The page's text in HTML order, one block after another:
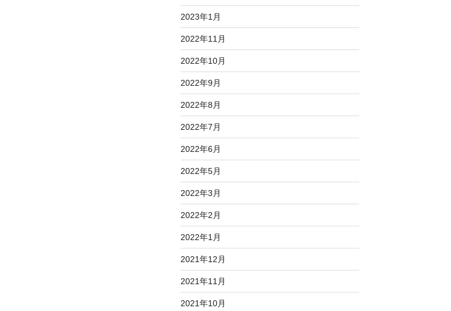
2023年1月
2022年11月
2022年10月
2022年9月
2022年8月
2022年7月
2022年6月
2022年5月
2022年3月
2022年2月
2022年1月
2021年12月
2021年11月
2021年10月